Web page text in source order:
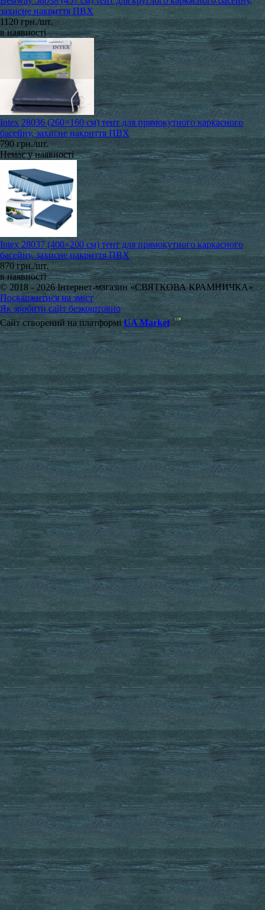
захисне накриття ПВХ
1120 грн./шт.
в наявності
Intex 28036 (260×160 см) тент для прямокутного каркасного
басейну, захисне накриття ПВХ
790 грн./шт.
Немає у наявності
Intex 28037 (400×200 см) тент для прямокутного каркасного
басейну, захисне накриття ПВХ
870 грн./шт.
в наявності
© 2018 - 2026 Інтернет-магазин «СВЯТКОВА КРАМНИЧКА»
Поскаржитися на зміст
Як зробити сайт безкоштовно
Сайт створений на платформі UA Market